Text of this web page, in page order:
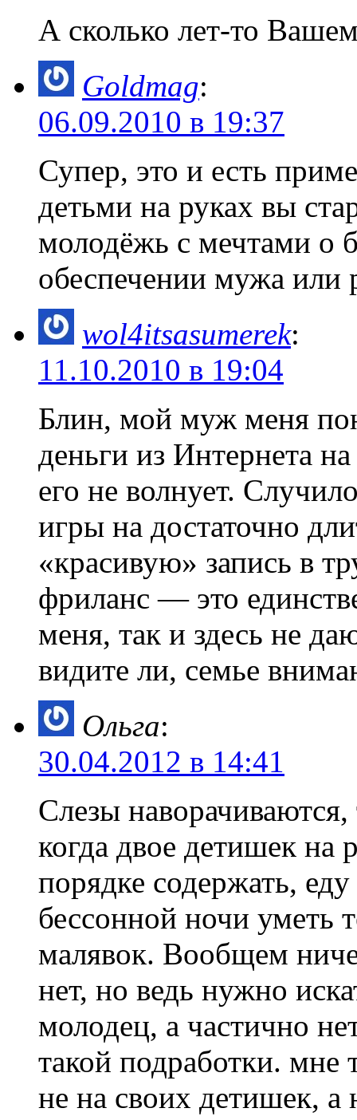
А сколько лет-то
Goldmag:
06.09.2010 в 19:37
Супер, это и есть
детьми на руках вы
молодёжь с мечтами о
обеспечении мужа или
wol4itsasumerek:
11.10.2010 в 19:04
Блин, мой муж меня
деньги из Интернета
его не волнует.
игры на достаточно
«красивую» запись в
фриланс — это
меня, так и здесь не
видите ли, семье
Ольга:
30.04.2012 в 14:41
Слезы
когда двое детишек
порядке содержать,
бессонной ночи уметь
малявок. Вообщем
нет, но ведь нужно
молодец, а частично
такой подработки. мне
не на своих детишек, а